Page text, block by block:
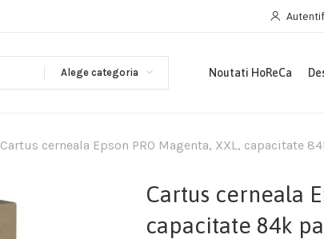
Alege categoria Noutati HoReCa
Cartus cerneala Epson PRO Magenta, XXL, capacitate
Cartus cerneala
capacitate 84k